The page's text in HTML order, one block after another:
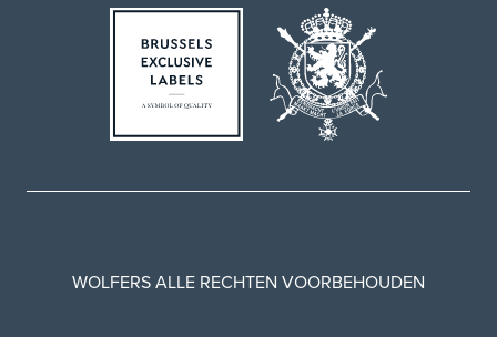
WOLFERS ALLE RECHTEN VOORBEHOUDEN